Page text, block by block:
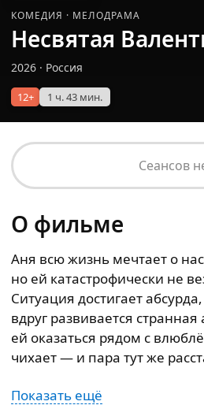
КОМЕДИЯ · МЕЛОДРАМА
Несвятая
2026 · Россия
12+ 1 ч. 43 мин.
Сеансов
О фильме
Аня всю жизнь мечтает о
но ей катастрофически не
Ситуация достигает
вдруг развивается странная
ей оказаться рядом с
чихает — и пара тут же
Показать ещё